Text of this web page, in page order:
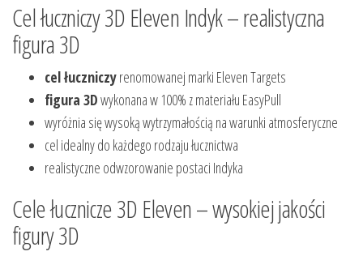
Cel łuczniczy 3D Eleven Indyk – realistyczna
figura 3D
cel łuczniczyrenomowanej marki Eleven Targets
figura 3Dwykonana w 100% z materiału EasyPull
wyróżnia się wysoką wytrzymałością na warunki atmosferyczne
cel idealny do każdego rodzaju łucznictwa
realistyczne odwzorowanie postaci Indyka
Cele łucznicze 3D Eleven – wysokiej jakości
figury 3D